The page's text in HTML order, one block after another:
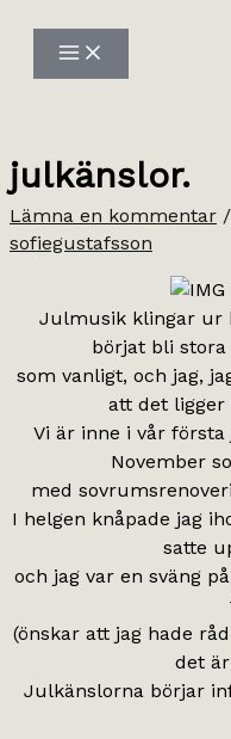
innehåll
julkänslor.
Lämna en kommentar /
sofiegustafsson
Julmusik klingar ur
börjat bli
som vanligt, och jag,
att det
Vi är inne i vår
November
med
I helgen knåpade jag
satte
och jag var en sväng
(önskar att jag hade
det
Julkänslorna börjar